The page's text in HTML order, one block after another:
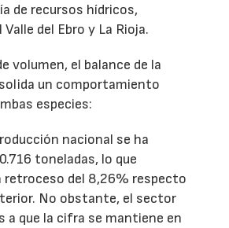
de recursos hídricos,
del Ebro y La Rioja.
volumen, el balance de la
un comportamiento
especies:
nacional se ha
toneladas, lo que
retroceso del 8,26% respecto
No obstante, el sector
a que la cifra se mantiene en